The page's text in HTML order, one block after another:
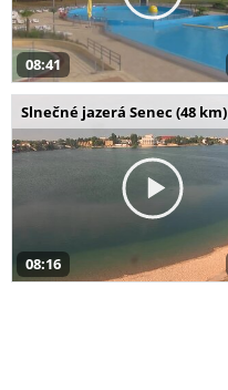
08:41
Slnečné jazerá Senec (48 km)
08:16